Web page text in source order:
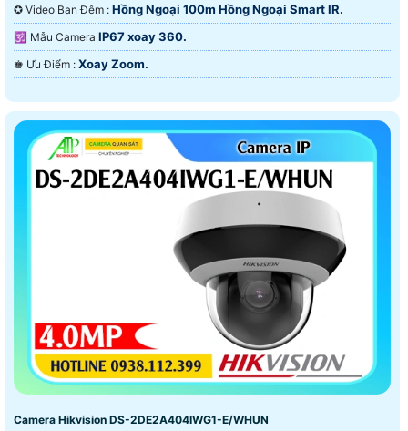
✪ Video Ban Đêm : Hồng Ngoại 100m Hồng Ngoại Smart IR.
🕉️ Mẫu Camera IP67 xoay 360.
️♚ Ưu Điểm : Xoay Zoom.
Camera Hikvision DS-2DE2A404IWG1-E/WHUN